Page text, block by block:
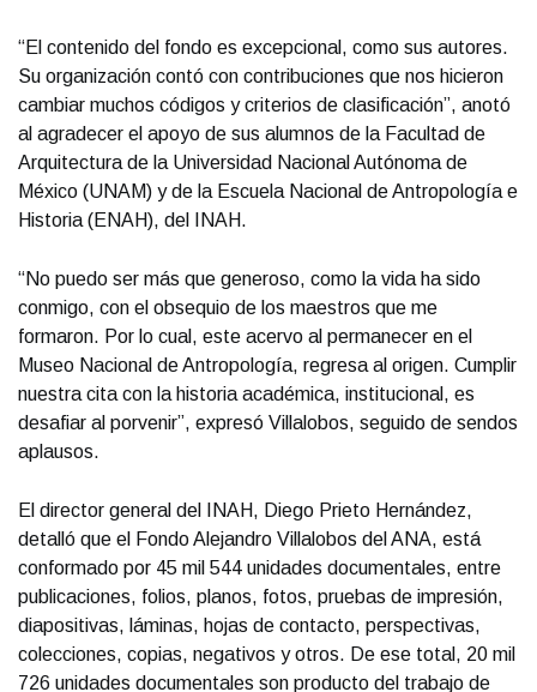
“El contenido del fondo es excepcional, como sus autores.
Su organización contó con contribuciones que nos hicieron
cambiar muchos códigos y criterios de clasificación”, anotó
al agradecer el apoyo de sus alumnos de la Facultad de
Arquitectura de la Universidad Nacional Autónoma de
México (UNAM) y de la Escuela Nacional de Antropología e
Historia (ENAH), del INAH.
“No puedo ser más que generoso, como la vida ha sido
conmigo, con el obsequio de los maestros que me
formaron. Por lo cual, este acervo al permanecer en el
Museo Nacional de Antropología, regresa al origen. Cumplir
nuestra cita con la historia académica, institucional, es
desafiar al porvenir”, expresó Villalobos, seguido de sendos
aplausos.
El director general del INAH, Diego Prieto Hernández,
detalló que el Fondo Alejandro Villalobos del ANA, está
conformado por 45 mil 544 unidades documentales, entre
publicaciones, folios, planos, fotos, pruebas de impresión,
diapositivas, láminas, hojas de contacto, perspectivas,
colecciones, copias, negativos y otros. De ese total, 20 mil
726 unidades documentales son producto del trabajo de